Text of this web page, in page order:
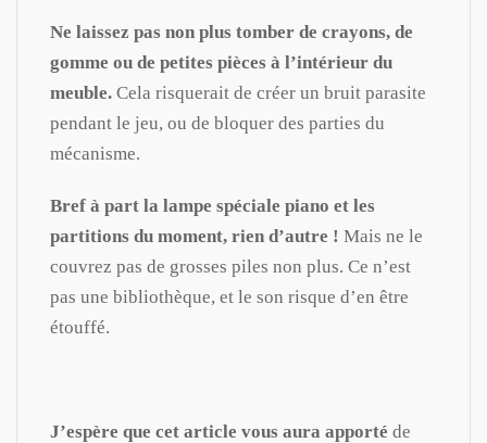
Ne laissez pas non plus tomber de crayons, de
gomme ou de petites pièces à l’intérieur du
meuble. Cela risquerait de créer un bruit parasite
pendant le jeu, ou de bloquer des parties du
mécanisme.
Bref à part la lampe spéciale piano et les
partitions du moment, rien d’autre ! Mais ne le
couvrez pas de grosses piles non plus. Ce n’est
pas une bibliothèque, et le son risque d’en être
étouffé.
J’espère que cet article vous aura apporté de